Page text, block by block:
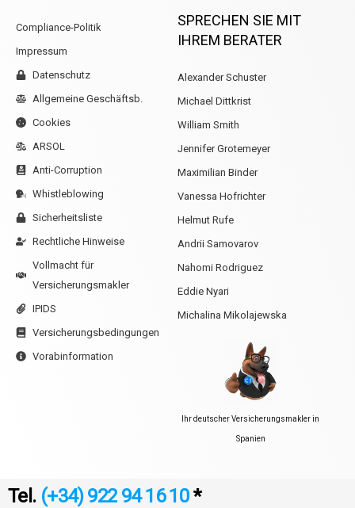
Compliance-Politik
Impressum
Datenschutz
Allgemeine Geschäftsb.
Cookies
ARSOL
Anti-Corruption
Whistleblowing
Sicherheitsliste
Rechtliche Hinweise
Vollmacht für
Versicherungsmakler
IPIDS
Versicherungsbedingungen
Vorabinformation
SPRECHEN SIE MIT
IHREM BERATER
Alexander Schuster
Michael Dittkrist
William Smith
Jennifer Grotemeyer
Maximilian Binder
Vanessa Hofrichter
Helmut Rufe
Andrii Samovarov
Nahomi Rodriguez
Eddie Nyari
Michalina Mikolajewska
Ihr deutscher Versicherungsmakler in
Spanien
Tel.(+34) 922 94 16 10*